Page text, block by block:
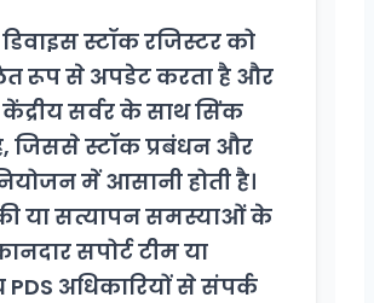
स्टॉक रजिस्टर को
रूप से अपडेट करता है और
केंद्रीय सर्वर के साथ सिंक
जिससे स्टॉक प्रबंधन और
में आसानी होती है।
या सत्यापन समस्याओं के
सपोर्ट टीम या
PDS अधिकारियों से संपर्क